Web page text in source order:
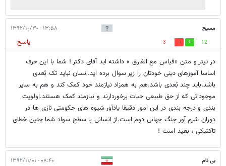
مسیح ۱۳:۵۸ - ۱۳۹۲/۱۰/۳۰
12
3
پاسخ
در تیتر و متن «قیاس مع الفارق » داشته اید آقای دکتر ! شما با این حرف
اساسا آموزهای دینی خودتان را زیر سوال برده اید.انسان نباید تک بُعدی
باشد.باید چند بُعدی باشد.هم به همزاد نیازمند خود کمک کند و هم به سایر
موجوداتی که از حق طبیعی حیات برخوردارند و نیازمند کمک هستند.اولویت
بندی و درجه بندی در این امور دقیقا یادآور شیوه های حکومتی نازی ها در
دوران شرم آور جنگ جهانی دوم است.از انسانی با سطح سواد شما چنین خطای
تاکتیکی ، بعید است !
بی نام ۰۸:۴۰ - ۱۳۹۲/۱۱/۰۱